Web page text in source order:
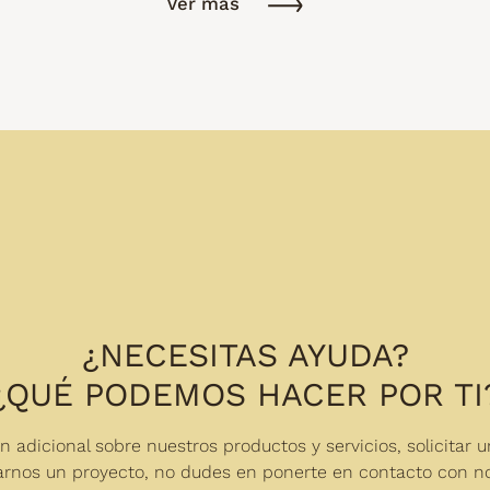
¿NECESITAS AYUDA?
PODEMOS HACER POR
adicional sobre nuestros productos y servicios, solicitar
un proyecto, no dudes en ponerte en contacto con